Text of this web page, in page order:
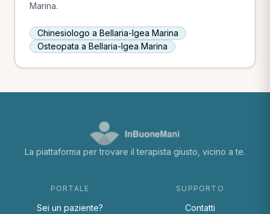
Marina.
Chinesiologo a Bellaria-Igea Marina
Osteopata a Bellaria-Igea Marina
La piattaforma per trovare il terapista giusto, vicino a te.
PORTALE
Sei un paziente?
SUPPORTO
Contatti